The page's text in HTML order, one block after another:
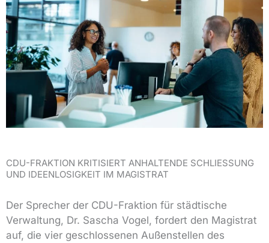
CDU-FRAKTION KRITISIERT ANHALTENDE SCHLIESSUNG U
ND IDEENLOSIGKEIT IM MAGISTRAT
Der Sprecher der CDU-Fraktion für städtische
Verwaltung, Dr. Sascha Vogel, fordert den Magistrat
auf, die vier geschlossenen Außenstellen des